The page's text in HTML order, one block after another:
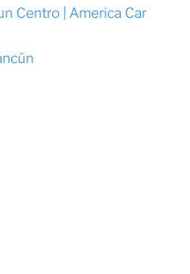
Centro | America Car